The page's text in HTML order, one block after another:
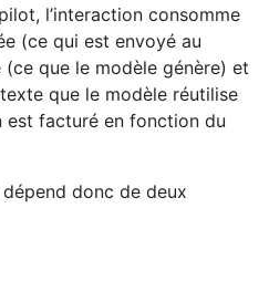
l’interaction consomme
(ce qui est envoyé au
que le modèle génère) et
que le modèle réutilise
est facturé en fonction du
donc de deux